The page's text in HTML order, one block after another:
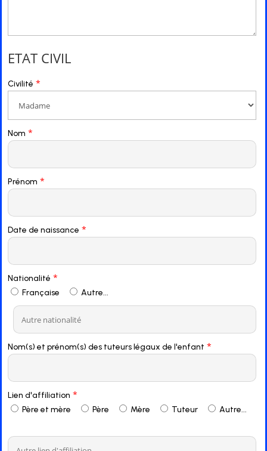
ETAT CIVIL
Civilité *
Nom *
Prénom *
Date de naissance *
Nationalité *
Française Autre...
Nom(s) et prénom(s) des tuteurs légaux de l'enfant *
Lien d'affiliation *
Père et mère Père Mère Tuteur Autre...